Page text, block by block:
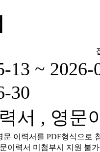
13 ~ 2026-
30
서 , 영문
문 이력서를 PDF형식으로
이력서 미첨부시 지원 불